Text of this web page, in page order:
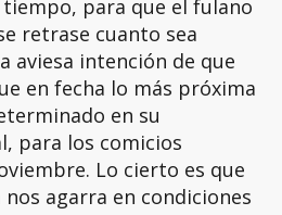
para que el fulano
retrase cuanto sea
aviesa intención de que
en fecha lo más próxima
en su
para los comicios
Lo cierto es que
agarra en condiciones